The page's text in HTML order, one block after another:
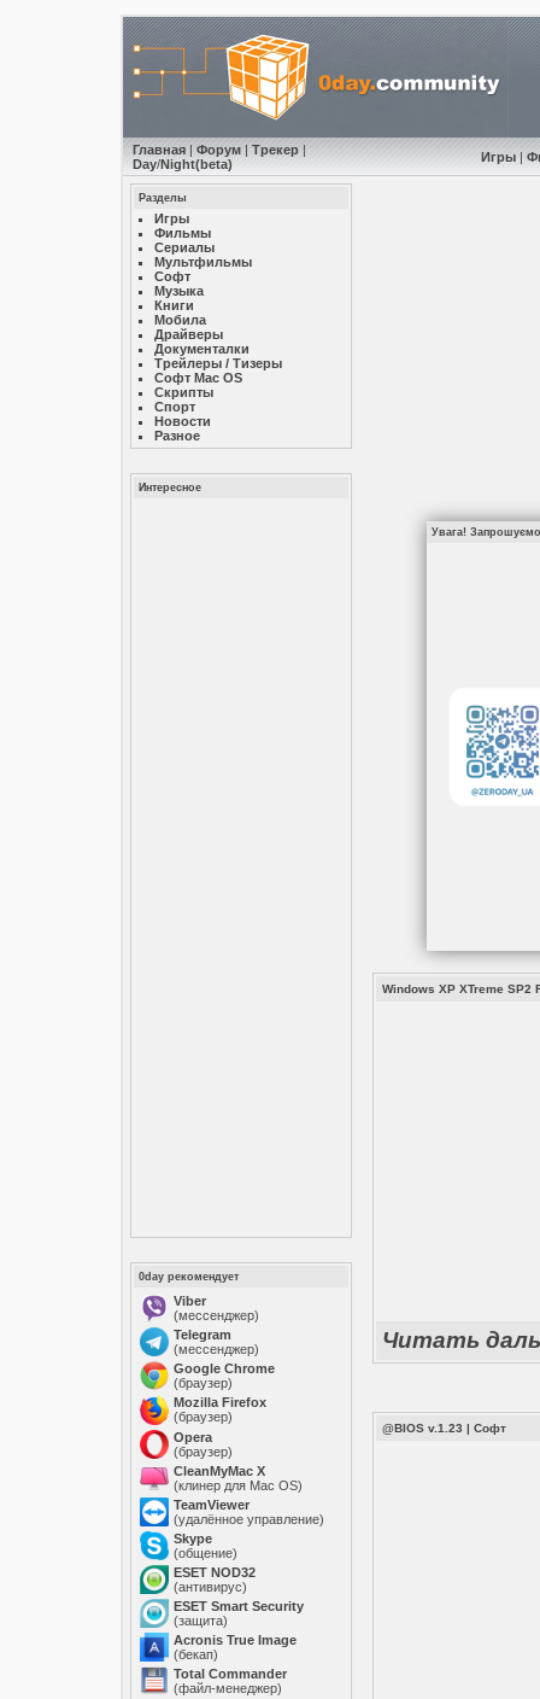
Главная| Форум| Трекер|
Day/Night(beta) Игры|
Разделы
Игры
Фильмы
Сериалы
Мультфильмы
Софт
Музыкa
Книги
Мобила
Драйверы
Документалки
Трейлеры / Тизеры
Софт Mac OS
Скрипты
Спорт
Новости
Разное
Интересное
0day рекомендует
Viber
(мессенджер)
Telegram
(мессенджер)
Google Chrome
(браузер)
Mozilla Firefox
(браузер)
Opera
(браузер)
CleanMyMac X
(клинер для Mac OS)
TeamViewer
(удалённое управление)
Skype
(общение)
ESET NOD32
(антивирус)
ESET Smart Security
(защита)
Acronis True Image
(бекап)
Total Commander
(файл-менеджер)
Увага! Запрошуємо
Windows XP XTreme SP2
Читать
@BIOS v.1.23 | Софт